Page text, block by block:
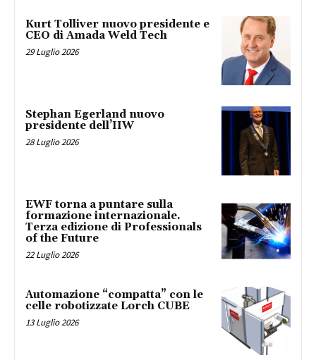
Kurt Tolliver nuovo presidente e
CEO di Amada Weld Tech
29 Luglio 2026
Stephan Egerland nuovo
presidente dell’IIW
28 Luglio 2026
EWF torna a puntare sulla
formazione internazionale.
Terza edizione di Professionals
of the Future
22 Luglio 2026
Automazione “compatta” con le
celle robotizzate Lorch CUBE
13 Luglio 2026